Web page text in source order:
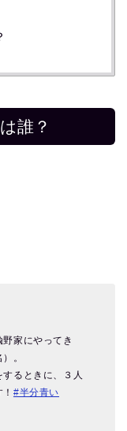
誰？
家にやってき
。
るときに、３人
#半分青い